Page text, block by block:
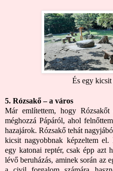
És egy
5. Rózsakő – a város
Már említettem, hogy
méghozzá Pápáról, ahol
hazajárok. Rózsakő tehát
kicsit nagyobbnak képzeltem el.
egy katonai reptér, csak épp azt
lévő beruházás, aminek során az